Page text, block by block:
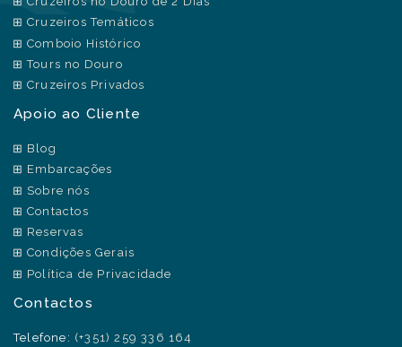
Cruzeiros Temáticos
Comboio Histórico
Tours no Douro
Cruzeiros Privados
Apoio ao Cliente
Blog
Embarcações
Sobre nós
Contactos
Reservas
Condições Gerais
Política de Privacidade
Contactos
Telefone: (+351) 259 336 164